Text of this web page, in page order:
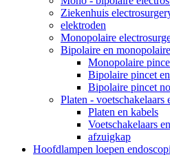
Ziekenhuis
elektroden
Monopolaire
Bipolaire en
Monopolaire
Bipolaire pincet
Bipolaire pincet
Platen - voetschakelaars
Platen en kabels
Voetschakelaars
afzuigkap
Hoofdlampen loepen